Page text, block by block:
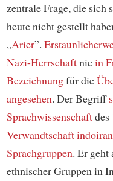
zentrale Frage, die sich
heute nicht gestellt
„Arier”.
Nazi-Herrschaftniein
Bezeichnungfür die
angesehen. Der Begriff
Sprachwissenschaftdes
Verwandtschaft
Sprachgruppen. Er geht
ethnischer Gruppen in